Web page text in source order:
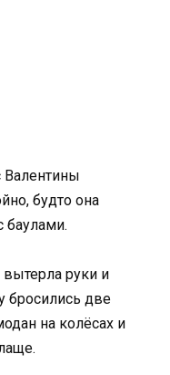
Валентины
будто она
руки и
бросились две
на колёсах и